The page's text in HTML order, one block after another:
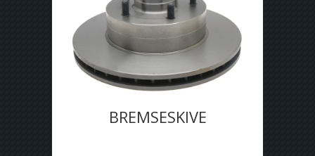
BREMSESKIVE